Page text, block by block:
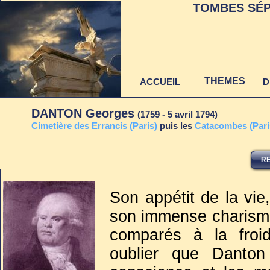
Son appétit de la
son immense
comparés à la
oublier que
DANTON Georges (1759 - 5 avril 1794)
Cimetière des Errancis (Paris) puis les Catacombes
au 22 juin 2021
TOMBES
ACCUEIL THEMES